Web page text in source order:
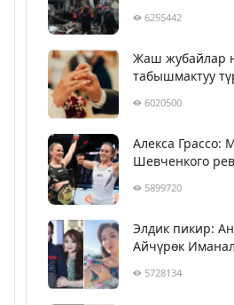
6255442
Жаш жубайлар
табышмактуу
6020500
Алекса Грассо:
Шевченкого
5899720
Элдик пикир:
Айчүрөк
5728134